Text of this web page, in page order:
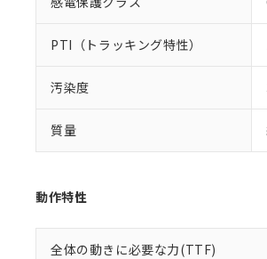
PTI（トラッキング特性）
汚染度
質量
動作特性
全体の動きに必要な力(TTF)